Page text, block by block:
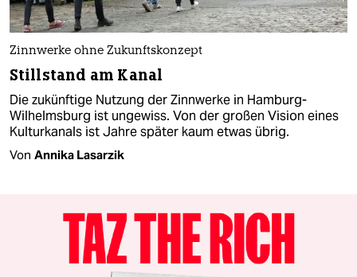
Zinnwerke ohne Zukunftskonzept
Stillstand am Kanal
Die zukünftige Nutzung der Zinnwerke in Hamburg-
Wilhelmsburg ist ungewiss. Von der großen Vision eines
Kulturkanals ist Jahre später kaum etwas übrig.
Von Annika Lasarzik